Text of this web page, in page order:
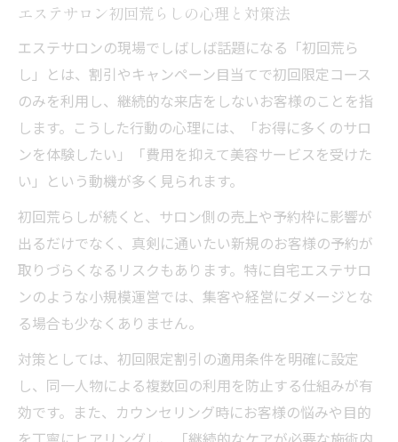
エステサロン初回荒らしの心理と対策法
エステサロンの現場でしばしば話題になる「初回荒ら
し」とは、割引やキャンペーン目当てで初回限定コース
のみを利用し、継続的な来店をしないお客様のことを指
します。こうした行動の心理には、「お得に多くのサロ
ンを体験したい」「費用を抑えて美容サービスを受けた
い」という動機が多く見られます。
初回荒らしが続くと、サロン側の売上や予約枠に影響が
出るだけでなく、真剣に通いたい新規のお客様の予約が
取りづらくなるリスクもあります。特に自宅エステサロ
ンのような小規模運営では、集客や経営にダメージとな
る場合も少なくありません。
対策としては、初回限定割引の適用条件を明確に設定
し、同一人物による複数回の利用を防止する仕組みが有
効です。また、カウンセリング時にお客様の悩みや目的